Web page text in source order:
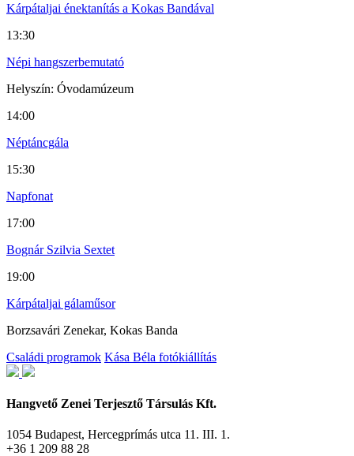
Kárpátaljai énektanítás a Kokas Bandával
13:30
Népi hangszerbemutató
Helyszín: Óvodamúzeum
14:00
Néptáncgála
15:30
Napfonat
17:00
Bognár Szilvia Sextet
19:00
Kárpátaljai gálaműsor
Borzsavári Zenekar, Kokas Banda
Családi programok Kása Béla fotókiállítás
Hangvető Zenei Terjesztő Társulás Kft.
1054 Budapest, Hercegprímás utca 11. III. 1.
+36 1 209 88 28